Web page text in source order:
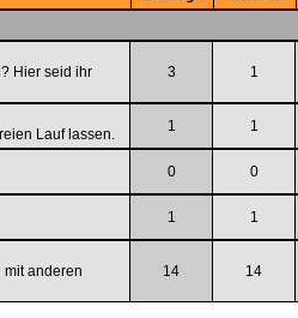
Hier seid ihr
3 1
Lauf lassen.
1 1
0 0
1 1
mit anderen
14 14